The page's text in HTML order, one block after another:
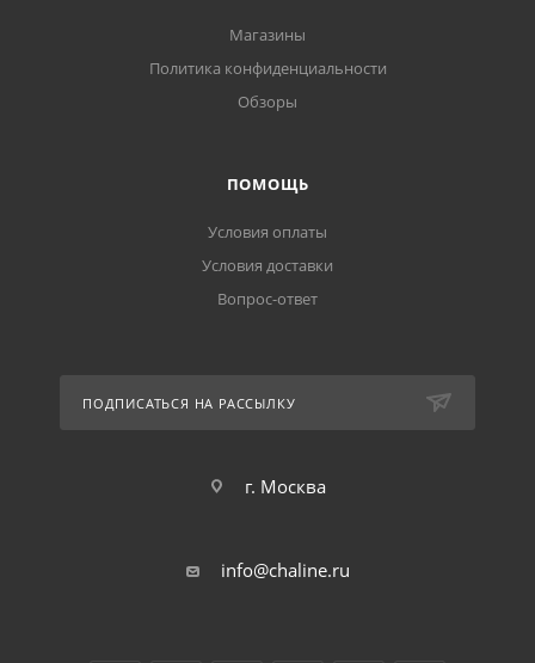
Магазины
Политика конфиденциальности
Обзоры
ПОМОЩЬ
Условия оплаты
Условия доставки
Вопрос-ответ
ПОДПИСАТЬСЯ НА РАССЫЛКУ
г. Москва
info@chaline.ru